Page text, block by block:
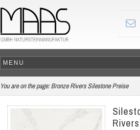
You are on the page: Bronze Rivers Silestone Preise
Rivers